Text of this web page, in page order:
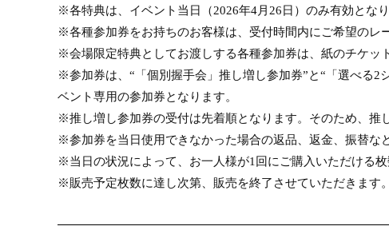
※各特典は、イベント当日（2026年4月 26 日）のみ有効となり
※各種参加券をお持ちのお客様は、受付時間内にご希望のレ
※会場限定特典としてお渡しする各種参加券は、紙のチケッ
※参加券は、“「個別握手会」推し増し参加券”と“「選べる2
ベント専用の参加券となります。
※推し増し参加券の受付は先着順となります。そのため、推
※参加券を当日使用できなかった場合の返品、返金、振替な
※当日の状況によって、お一人様が1回にご購入いただける
※販売予定枚数に達し次第、販売を終了させていただきます